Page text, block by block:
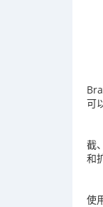
可
截
和
使